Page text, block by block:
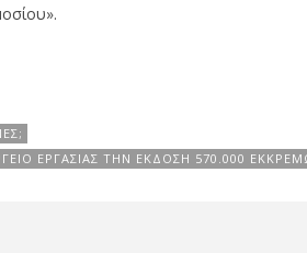
ΕΡΓΑΣΊΑΣ ΤΗΝ ΈΚΔΟΣΗ 570.000